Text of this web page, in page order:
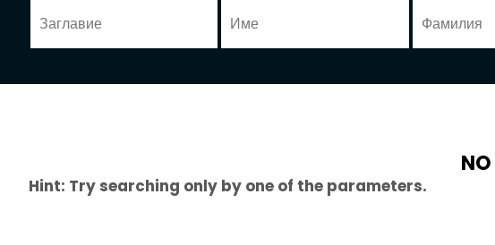
Hint: Try searching only by one of the parameters.